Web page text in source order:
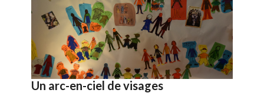
Un arc-en-ciel de visages